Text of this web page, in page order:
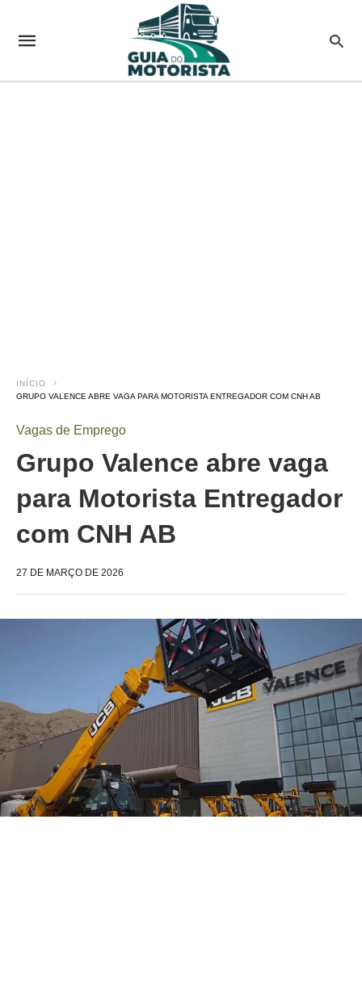
INÍCIO
GRUPO VALENCE ABRE VAGA PARA MOTORISTA ENTREGADOR COM CNH AB
Vagas de Emprego
Grupo Valence abre vaga
para Motorista Entregador
com CNH AB
27 DE MARÇO DE 2026